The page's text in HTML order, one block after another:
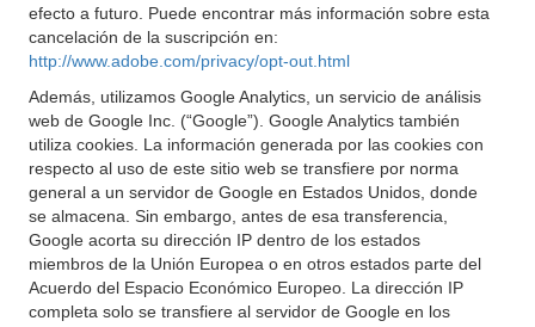
efecto a futuro. Puede encontrar más información sobre esta
cancelación de la suscripción en:
http://www.adobe.com/privacy/opt-out.html
Además, utilizamos Google Analytics, un servicio de análisis
web de Google Inc. (“Google”). Google Analytics también
utiliza cookies. La información generada por las cookies con
respecto al uso de este sitio web se transfiere por norma
general a un servidor de Google en Estados Unidos, donde
se almacena. Sin embargo, antes de esa transferencia,
Google acorta su dirección IP dentro de los estados
miembros de la Unión Europea o en otros estados parte del
Acuerdo del Espacio Económico Europeo. La dirección IP
completa solo se transfiere al servidor de Google en los